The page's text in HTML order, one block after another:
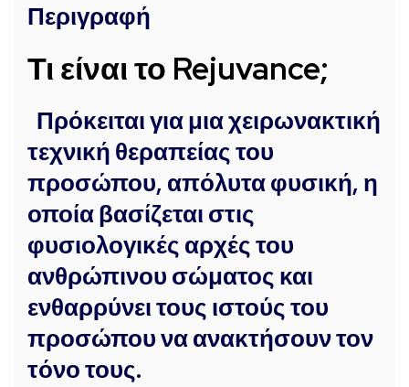
Περιγραφή
Τι είναι το Rejuvance;
Πρόκειται για μια χειρωνακτική
τεχνική θεραπείας του
προσώπου, απόλυτα φυσική, η
οποία βασίζεται στις
φυσιολογικές αρχές του
ανθρώπινου σώματος και
ενθαρρύνει τους ιστούς του
προσώπου να ανακτήσουν τον
τόνο τους.